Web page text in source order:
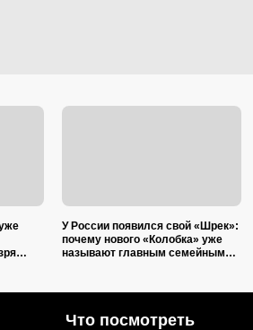
У России появился свой «Шрек»:
почему нового «Колобка» уже
называют главным семейным
Что посмотреть